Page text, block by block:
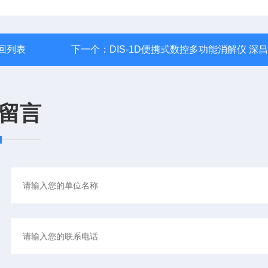
列表 下一个： DIS-1D便携式数控多功能消解仪 深
言